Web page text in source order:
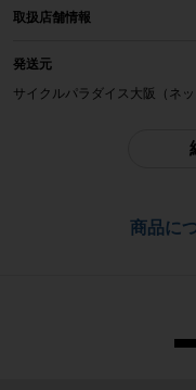
年式
2023年
参考価格
取扱店舗情報
発送元
サイクルパラダイス大阪（ネッ
商品に